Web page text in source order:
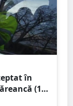
în
(18